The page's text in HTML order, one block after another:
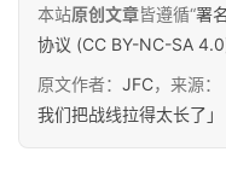
本站原创文章皆遵循“署
协议 (CC BY-NC-SA
原文作者： JFC，来源：
我们把战线拉得太长了」